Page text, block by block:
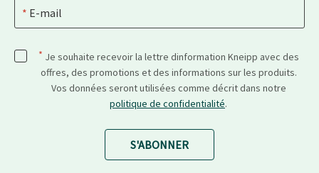
E-mail
* Je souhaite recevoir la lettre dinformation Kneipp avec des
offres, des promotions et des informations sur les produits.
Vos données seront utilisées comme décrit dans notre
politique de confidentialité.
S'ABONNER